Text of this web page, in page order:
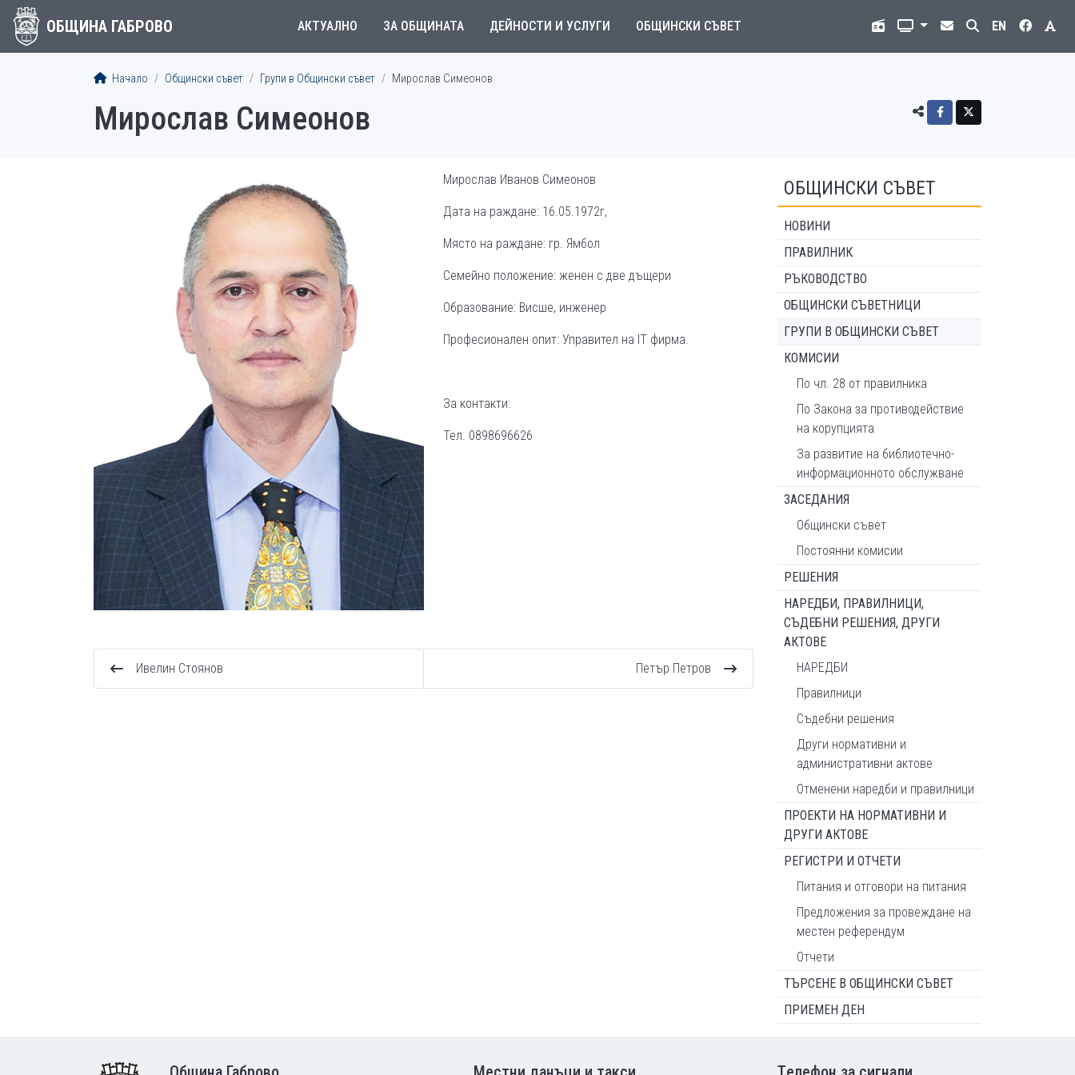
ОБЩИНА ГАБРОВО АКТУАЛНО ЗА ОБЩИНАТА ДЕЙНОСТИ И УСЛУГИ ОБЩИНСКИ СЪВЕТ EN
Начало Общински съвет Групи в Общински съвет Мирослав Симеонов
Мирослав Симеонов
Мирослав Иванов Симеонов
Дата на раждане: 16.05.1972г,
Място на раждане: гр. Ямбол
Семейно положение: женен с две дъщери
Образование: Висше, инженер
Професионален опит: Управител на IT фирма.
За контакти:
Тел. 0898696626
Ивелин Стоянов Петър Петров
ОБЩИНСКИ СЪВЕТ
НОВИНИ
ПРАВИЛНИК
РЪКОВОДСТВО
ОБЩИНСКИ СЪВЕТНИЦИ
ГРУПИ В ОБЩИНСКИ СЪВЕТ
КОМИСИИ
По чл. 28 от правилника
По Закона за противодействие
на корупцията
За развитие на библиотечно-
информационното обслужване
ЗАСЕДАНИЯ
Общински съвет
Постоянни комисии
РЕШЕНИЯ
НАРЕДБИ, ПРАВИЛНИЦИ,
СЪДЕБНИ РЕШЕНИЯ, ДРУГИ
АКТОВЕ
НАРЕДБИ
Правилници
Съдебни решения
Други нормативни и
административни актове
Отменени наредби и правилници
ПРОЕКТИ НА НОРМАТИВНИ И
ДРУГИ АКТОВЕ
РЕГИСТРИ И ОТЧЕТИ
Питания и отговори на питания
Предложения за провеждане на
местен референдум
Отчети
ТЪРСЕНЕ В ОБЩИНСКИ СЪВЕТ
ПРИЕМЕН ДЕН